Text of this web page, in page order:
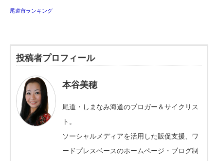
尾道市ランキング
投稿者プロフィール
本谷美穂
尾道・しまなみ海道のブロガー＆サイクリス
ト。
ソーシャルメディアを活用した販促支援、ワ
ードプレスベースのホームページ・ブログ制